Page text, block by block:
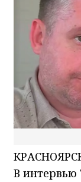
В интервью